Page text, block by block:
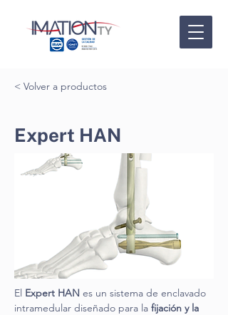
< Volver a productos
Expert HAN
El Expert HAN es un sistema de enclavado
intramedular diseñado para la fijación y la